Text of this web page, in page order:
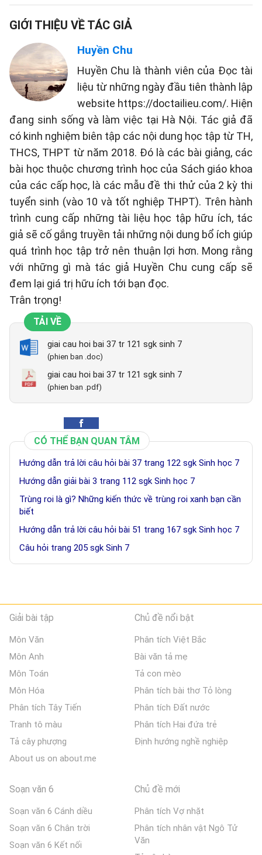
GIỚI THIỆU VỀ TÁC GIẢ
Huyền Chu
Huyền Chu là thành viên của Đọc tài
liệu từ những ngày đầu tiên thành lập
website https://doctailieu.com/. Hiện
đang sinh sống và làm việc tại Hà Nội. Tác giả đã
có kinh nghiệm biên tập các nội dung học tập từ TH,
THCS, THPT từ năm 2018. Đó là các bài giảng, các
bài học thuộc chương trình học của Sách giáo khoa
của các cấp học, là các mẫu đề thi thử của 2 kỳ thi
tuyển sinh (vào 10 và tốt nghiệp THPT). Trên hành
trình cung cấp những tài liệu học tập hữu ích, tác
giả sẽ cố gắng truyền tải những nội dung bổ ích giúp
quá trình học tập trở nên thuận lợi hơn. Mong rằng
với những gì mà tác giả Huyền Chu cung cấp sẽ
đem lại giá trị hữu ích tới bạn đọc.
Trân trọng!
TẢI VỀ
giai cau hoi bai 37 tr 121 sgk sinh 7
(phien ban .doc)
giai cau hoi bai 37 tr 121 sgk sinh 7
(phien ban .pdf)
CÓ THỂ BẠN QUAN TÂM
Hướng dẫn trả lời câu hỏi bài 37 trang 122 sgk Sinh học 7
Hướng dẫn giải bài 3 trang 112 sgk Sinh học 7
Trùng roi là gì? Những kiến thức về trùng roi xanh bạn cần
biết
Hướng dẫn trả lời câu hỏi bài 51 trang 167 sgk Sinh học 7
Câu hỏi trang 205 sgk Sinh 7
Giải bài tập
Môn Văn
Môn Anh
Môn Toán
Môn Hóa
Phân tích Tây Tiến
Tranh tô màu
Tả cây phượng
About us on about.me
Chủ đề nổi bật
Phân tích Việt Bắc
Bài văn tả mẹ
Tả con mèo
Phân tích bài thơ Tỏ lòng
Phân tích Đất nước
Phân tích Hai đứa trẻ
Định hướng nghề nghiệp
Soạn văn 6
Soạn văn 6 Cánh diều
Soạn văn 6 Chân trời
Soạn văn 6 Kết nối
Chủ đề mới
Phân tích Vợ nhặt
Phân tích nhân vật Ngô Tử
Văn